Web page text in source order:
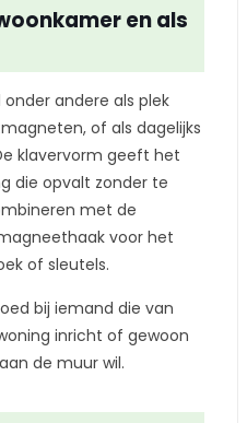
en als
andere als plek
of als dagelijks
klavervorm geeft het
die opvalt zonder te
met de
voor het
of sleutels.
bij iemand die van
inricht of gewoon
de muur wil.